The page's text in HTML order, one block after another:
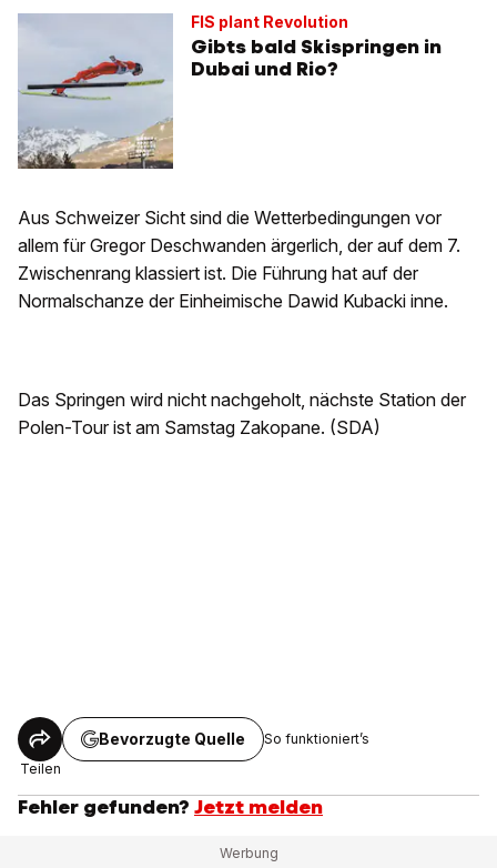
FIS plant Revolution
Gibts bald Skispringen in
Dubai und Rio?
Aus Schweizer Sicht sind die Wetterbedingungen vor
allem für Gregor Deschwanden ärgerlich, der auf dem 7.
Zwischenrang klassiert ist. Die Führung hat auf der
Normalschanze der Einheimische Dawid Kubacki inne.
Das Springen wird nicht nachgeholt, nächste Station der
Polen-Tour ist am Samstag Zakopane. (SDA)
Teilen
Bevorzugte Quelle So funktioniert’s
Fehler gefunden? Jetzt melden